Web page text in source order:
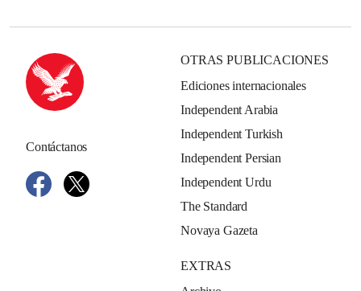
Contáctanos
OTRAS PUBLICACIONES
Ediciones internacionales
Independent Arabia
Independent Turkish
Independent Persian
Independent Urdu
The Standard
Novaya Gazeta
EXTRAS